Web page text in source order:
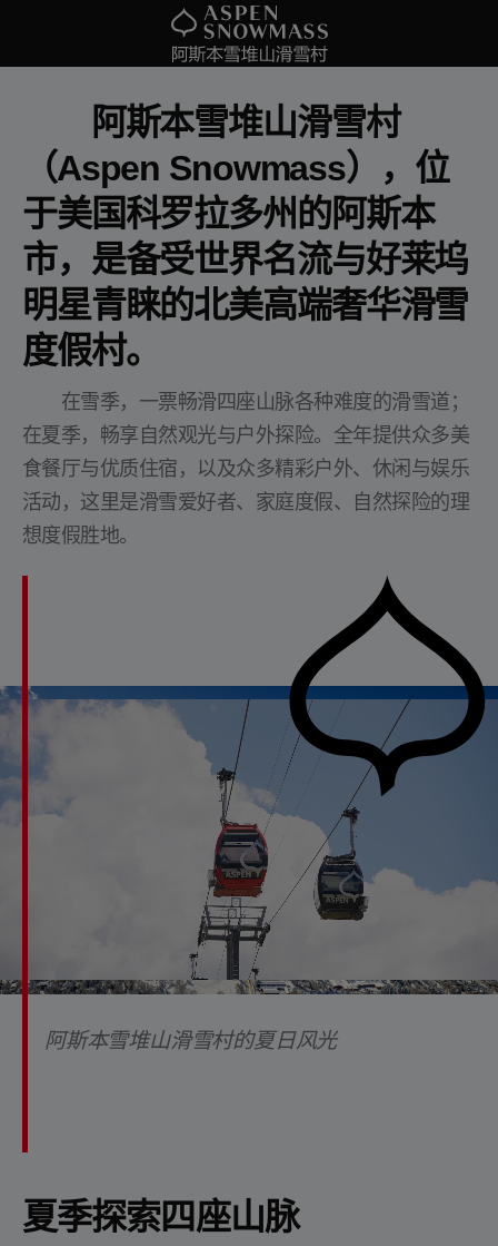
阿斯本雪堆山滑雪村
（Aspen Snowmass），位
于美国科罗拉多州的阿斯本
市，是备受世界名流与好莱坞
明星青睐的北美高端奢华滑雪
度假村。
在雪季，一票畅滑四座山脉各种难度的滑雪道；
在夏季，畅享自然观光与户外探险。全年提供众多美
食餐厅与优质住宿，以及众多精彩户外、休闲与娱乐
活动，这里是滑雪爱好者、家庭度假、自然探险的理
想度假胜地。
阿斯本雪堆山滑雪村的夏日风光
阿斯本雪堆山滑雪村的夏日风光
夏季探索四座山脉